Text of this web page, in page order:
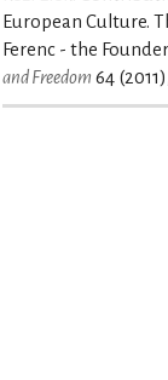
European Culture.
Ferenc - the
and Freedom 64